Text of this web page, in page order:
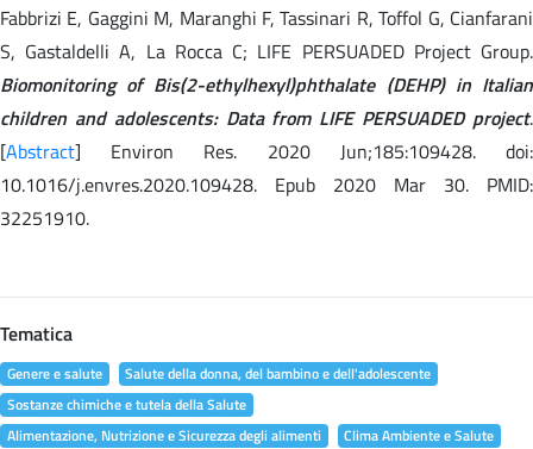
Fabbrizi E, Gaggini M, Maranghi F, Tassinari R, Toffol G, Cianfarani
S, Gastaldelli A, La Rocca C; LIFE PERSUADED Project Group.
Biomonitoring of Bis(2-ethylhexyl)phthalate (DEHP) in Italian
children and adolescents: Data from LIFE PERSUADED project.
[Abstract] Environ Res. 2020 Jun;185:109428. doi:
10.1016/j.envres.2020.109428. Epub 2020 Mar 30. PMID:
32251910.
Tematica
Genere e salute
Salute della donna, del bambino e dell'adolescente
Sostanze chimiche e tutela della Salute
Alimentazione, Nutrizione e Sicurezza degli alimenti
Clima Ambiente e Salute